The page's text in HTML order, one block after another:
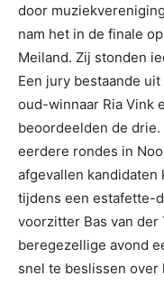
door
nam het in de finale
Meiland. Zij stonden
Een jury bestaande
oud-winnaar Ria Vink
beoordeelden de
eerdere rondes in
afgevallen kandidaten
tijdens een estafette-
voorzitter Bas van der
beregezellige avond
snel te beslissen over